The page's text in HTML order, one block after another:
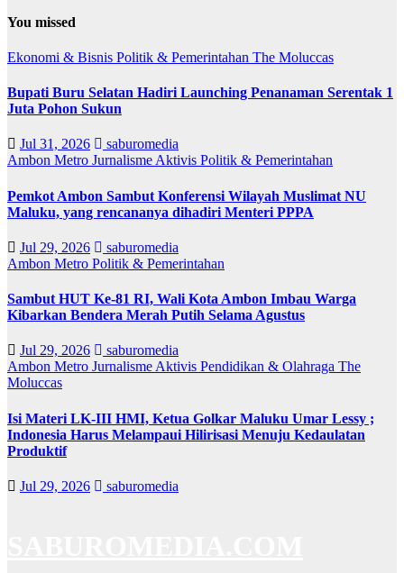
You missed
Ekonomi & Bisnis Politik & Pemerintahan The Moluccas
Bupati Buru Selatan Hadiri Launching Penanaman Serentak 1
Juta Pohon Sukun
Jul 31, 2026
saburomedia
Ambon Metro Jurnalisme Aktivis Politik & Pemerintahan
Pemkot Ambon Sambut Konferensi Wilayah Muslimat NU
Maluku, yang rencananya dihadiri Menteri PPPA
Jul 29, 2026
saburomedia
Ambon Metro Politik & Pemerintahan
Sambut HUT Ke-81 RI, Wali Kota Ambon Imbau Warga
Kibarkan Bendera Merah Putih Selama Agustus
Jul 29, 2026
saburomedia
Ambon Metro Jurnalisme Aktivis Pendidikan & Olahraga The
Moluccas
Isi Materi LK-III HMI, Ketua Golkar Maluku Umar Lessy ;
Indonesia Harus Melampaui Hilirisasi Menuju Kedaulatan
Produktif
Jul 29, 2026 saburomedia